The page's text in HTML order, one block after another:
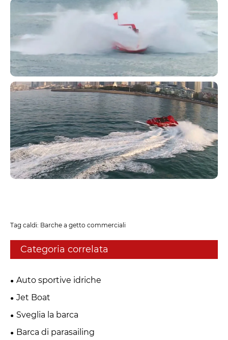
Tag caldi: Barche a getto commerciali
Categoria correlata
Auto sportive idriche
Jet Boat
Sveglia la barca
Barca di parasailing